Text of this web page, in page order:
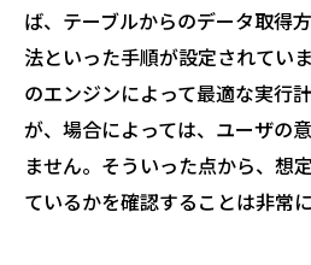
ば、テーブルからのデータ取得
法といった手順が設定されてい
のエンジンによって最適な実行
が、場合によっては、ユーザの
ません。そういった点から、想
ているかを確認することは非常に